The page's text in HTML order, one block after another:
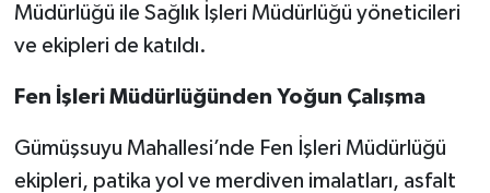
Müdürlüğü ile Sağlık İşleri Müdürlüğü yöneticileri
ve ekipleri de katıldı.
Fen İşleri Müdürlüğünden Yoğun Çalışma
Gümüşsuyu Mahallesi’nde Fen İşleri Müdürlüğü
ekipleri, patika yol ve merdiven imalatları, asfalt